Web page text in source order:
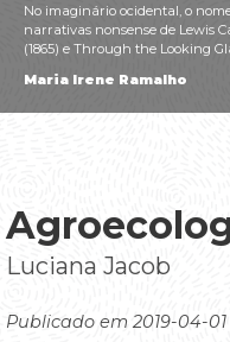
No imaginário ocidental, o
narrativas nonsense de Lewis
(1865) e Through the Looking
Maria Irene Ramalho
Luciana Jacob
Publicado em 2019-04-01